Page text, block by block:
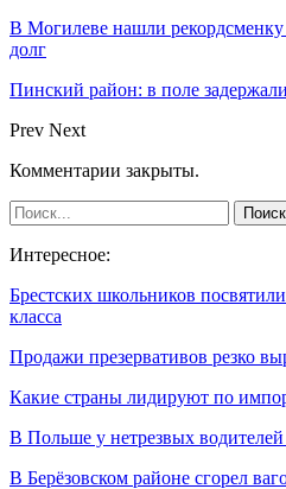
В Могилеве нашли
долг
Пинский район: в поле
Prev Next
Комментарии закрыты.
Интересное:
Брестских школьников
класса
Продажи презервативов резко
Какие страны лидируют по
В Польше у нетрезвых
В Берёзовском районе сгорел